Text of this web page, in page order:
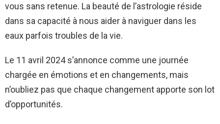
vous sans retenue. La beauté de l’astrologie réside
dans sa capacité à nous aider à naviguer dans les
eaux parfois troubles de la vie.
Le 11 avril 2024 s’annonce comme une journée
chargée en émotions et en changements, mais
n’oubliez pas que chaque changement apporte son lot
d’opportunités.